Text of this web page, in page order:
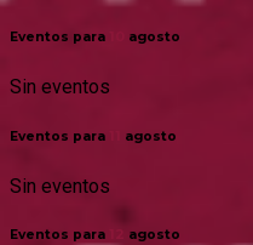
Eventos para agosto
Sin eventos
Eventos para agosto
Sin eventos
Eventos para agosto